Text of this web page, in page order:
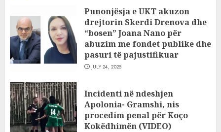
Punonjësja e UKT akuzon
drejtorin Skerdi Drenova dhe
“bosen” Joana Nano për
abuzim me fondet publike dhe
pasuri të pajustifikuar
JULY 24, 2025
Incidenti në ndeshjen
Apolonia- Gramshi, nis
procedim penal për Koço
Kokëdhimën (VIDEO)